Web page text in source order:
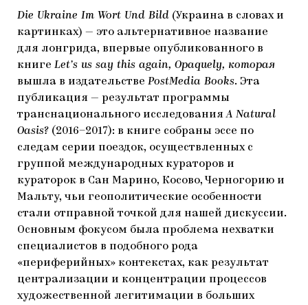
Die Ukraine Im Wort Und Bild (Украина в словах и
картинках) — это альтернативное название
для лонгрида, впервые опубликованного в
книге Let’s us say this again, Opaquely, которая
вышла в издательстве PostMedia Books. Эта
публикация — результат программы
транснационального исследованияA Natural
Oasis? (2016–2017): в книге собраны эссе по
следам серии поездок, осуществленных с
группой международных кураторов и
кураторок в Сан Марино, Косово, Черногорию и
Мальту, чьи геополитические особенности
стали отправной точкой для нашей дискуссии.
Основным фокусом была проблема нехватки
специалистов в подобного рода
«периферийных» контекстах, как результат
централизации и концентрации процессов
художественной легитимации в больших